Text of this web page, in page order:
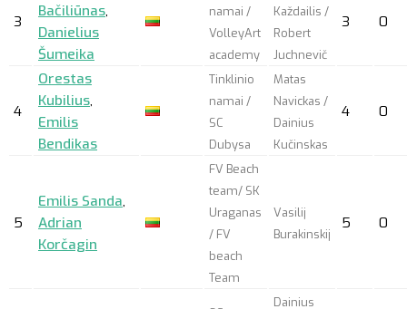
3
Bačiliūnas,
Danielius
Šumeika
namai /
VolleyArt
academy
Každailis /
Robert
Juchnevič
3 0
4
Orestas
Kubilius,
Emilis
Bendikas
Tinklinio
namai /
SC
Dubysa
Matas
Navickas /
Dainius
Kučinskas
4 0
5
Emilis Sanda,
Adrian
Korčagin
FV Beach
team/ SK
Uraganas
/ FV
beach
Team
Vasilij
Burakinskij
5 0
Dainius